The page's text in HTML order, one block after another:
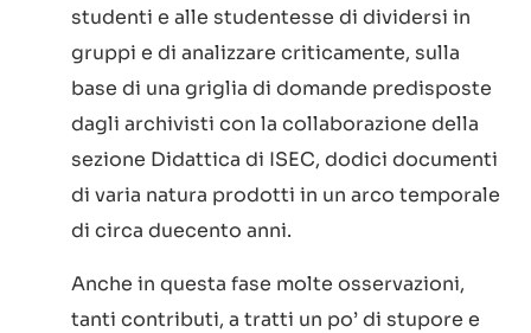
studenti e alle studentesse di dividersi in
gruppi e di analizzare criticamente, sulla
base di una griglia di domande predisposte
dagli archivisti con la collaborazione della
sezione Didattica di ISEC, dodici documenti
di varia natura prodotti in un arco temporale
di circa duecento anni.
Anche in questa fase molte osservazioni,
tanti contributi, a tratti un po’ di stupore e